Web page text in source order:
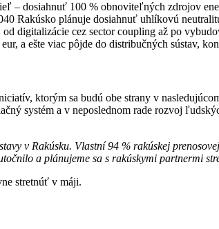
– dosiahnuť 100 % obnoviteľných zdrojov
Rakúsko plánuje dosiahnuť uhlíkovú
digitalizácie cez sector coupling až po
a ešte viac pôjde do distribučných sústav,
ktorým sa budú obe strany v
systém a v neposlednom rade rozvoj
v Rakúsku. Vlastní 94 % rakúskej
a plánujeme sa s rakúskymi partnermi
stretnúť v máji.